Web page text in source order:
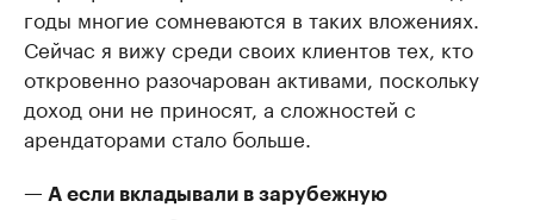
годы многие сомневаются в таких вложениях.
Сейчас я вижу среди своих клиентов тех, кто
откровенно разочарован активами, поскольку
доход они не приносят, а сложностей с
арендаторами стало больше.
— А если вкладывали в зарубежную